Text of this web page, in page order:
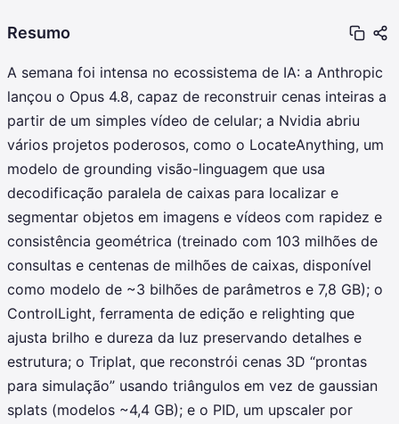
Resumo
A semana foi intensa no ecossistema de IA: a Anthropic
lançou o Opus 4.8, capaz de reconstruir cenas inteiras a
partir de um simples vídeo de celular; a Nvidia abriu
vários projetos poderosos, como o LocateAnything, um
modelo de grounding visão-linguagem que usa
decodificação paralela de caixas para localizar e
segmentar objetos em imagens e vídeos com rapidez e
consistência geométrica (treinado com 103 milhões de
consultas e centenas de milhões de caixas, disponível
como modelo de ~3 bilhões de parâmetros e 7,8 GB); o
ControlLight, ferramenta de edição e relighting que
ajusta brilho e dureza da luz preservando detalhes e
estrutura; o Triplat, que reconstrói cenas 3D “prontas
para simulação” usando triângulos em vez de gaussian
splats (modelos ~4,4 GB); e o PID, um upscaler por